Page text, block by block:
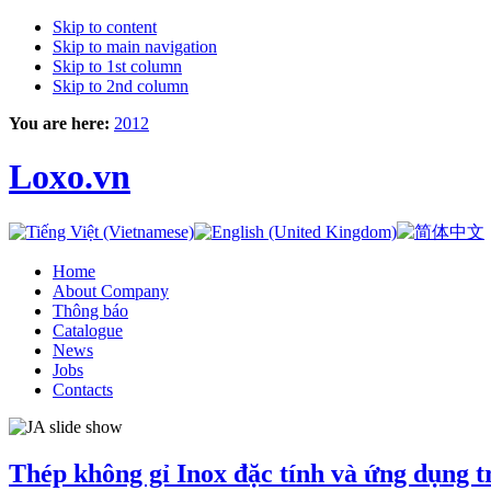
Skip to content
Skip to main navigation
Skip to 1st column
Skip to 2nd column
You are here: 2012
Loxo.vn
Home
About Company
Thông báo
Catalogue
News
Jobs
Contacts
Thép không gỉ Inox đặc tính và ứng dụng